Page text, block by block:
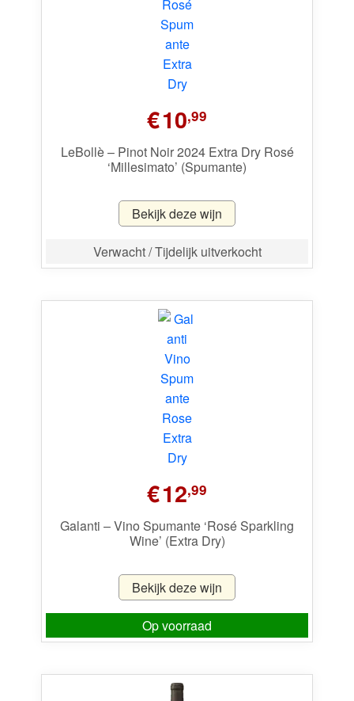
€10,99
LeBollè – Pinot Noir 2024 Extra Dry Rosé
‘Millesimato’ (Spumante)
Bekijk deze wijn
Verwacht / Tijdelijk uitverkocht
€12,99
Galanti – Vino Spumante ‘Rosé Sparkling
Wine’ (Extra Dry)
Bekijk deze wijn
Op voorraad